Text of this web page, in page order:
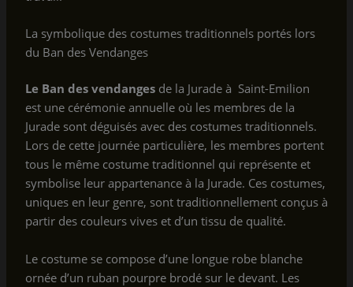
La symbolique des costumes traditionnels portés lors
du Ban des Vendanges
Le Ban des vendangesde la Jurade à Saint-Emilion
est une cérémonie annuelle où les membres de la
Jurade sont déguisés avec des costumes traditionnels.
Lors de cette journée particulière, les membres portent
tous le même costume traditionnel qui représente et
symbolise leur appartenance à la Jurade. Ces costumes,
uniques en leur genre, sont traditionnellement conçus à
partir des couleurs vives et d’un tissu de qualité.
Le costume se compose d’une longue robe blanche
ornée d’un ruban pourpre brodé sur le devant. Les